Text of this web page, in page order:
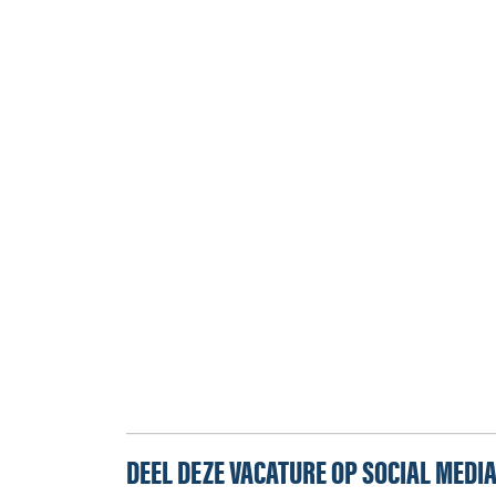
DEEL DEZE VACATURE OP SOCIAL MEDIA